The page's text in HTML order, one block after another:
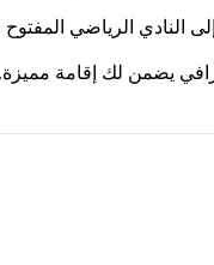
يضمن لك إقامة